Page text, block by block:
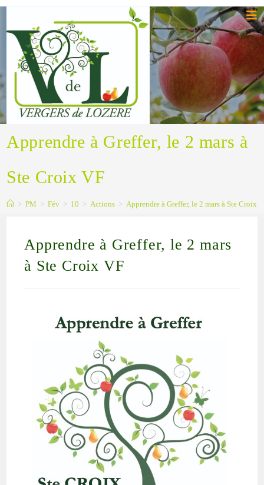
Apprendre à Greffer, le 2 mars à
Ste Croix VF
> PM > Fév > 10 > Actions > Apprendre à Greffer, le 2 mars à Ste Croix
Apprendre à Greffer, le 2 mars
à Ste Croix VF